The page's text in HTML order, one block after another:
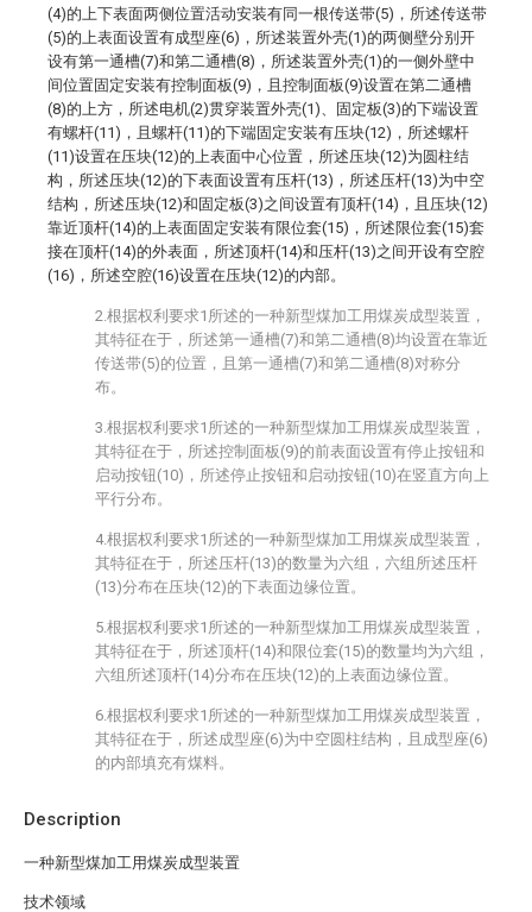
Description
一种新型煤加工用煤炭成型装置
技术领域
(4)的上下表面两侧位置活动安装有同一根传送带(5)，所述传送带
(5)的上表面设置有成型座(6)，所述装置外壳(1)的两侧壁分别开
设有第一通槽(7)和第二通槽(8)，所述装置外壳(1)的一侧外壁中
间位置固定安装有控制面板(9)，且控制面板(9)设置在第二通槽
(8)的上方，所述电机(2)贯穿装置外壳(1)、固定板(3)的下端设置
有螺杆(11)，且螺杆(11)的下端固定安装有压块(12)，所述螺杆
(11)设置在压块(12)的上表面中心位置，所述压块(12)为圆柱结
构，所述压块(12)的下表面设置有压杆(13)，所述压杆(13)为中空
结构，所述压块(12)和固定板(3)之间设置有顶杆(14)，且压块(12)
靠近顶杆(14)的上表面固定安装有限位套(15)，所述限位套(15)套
接在顶杆(14)的外表面，所述顶杆(14)和压杆(13)之间开设有空腔
(16)，所述空腔(16)设置在压块(12)的内部。
2.根据权利要求1所述的一种新型煤加工用煤炭成型装置，
其特征在于，所述第一通槽(7)和第二通槽(8)均设置在靠近
传送带(5)的位置，且第一通槽(7)和第二通槽(8)对称分
布。
3.根据权利要求1所述的一种新型煤加工用煤炭成型装置，
其特征在于，所述控制面板(9)的前表面设置有停止按钮和
启动按钮(10)，所述停止按钮和启动按钮(10)在竖直方向上
平行分布。
4.根据权利要求1所述的一种新型煤加工用煤炭成型装置，
其特征在于，所述压杆(13)的数量为六组，六组所述压杆
(13)分布在压块(12)的下表面边缘位置。
5.根据权利要求1所述的一种新型煤加工用煤炭成型装置，
其特征在于，所述顶杆(14)和限位套(15)的数量均为六组，
六组所述顶杆(14)分布在压块(12)的上表面边缘位置。
6.根据权利要求1所述的一种新型煤加工用煤炭成型装置，
其特征在于，所述成型座(6)为中空圆柱结构，且成型座(6)
的内部填充有煤料。